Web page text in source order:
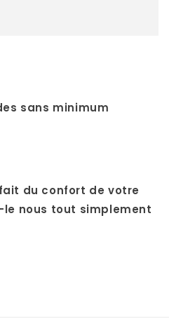
sans minimum
du confort de votre
le nous tout simplement